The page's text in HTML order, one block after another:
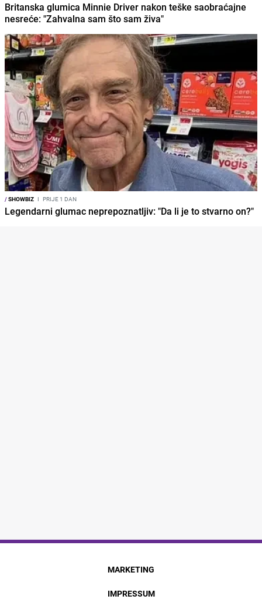
Britanska glumica Minnie Driver nakon teške saobraćajne
nesreće: "Zahvalna sam što sam živa"
/SHOWBIZ I PRIJE 1 DAN
Legendarni glumac neprepoznatljiv: "Da li je to stvarno on?"
MARKETING
IMPRESSUM